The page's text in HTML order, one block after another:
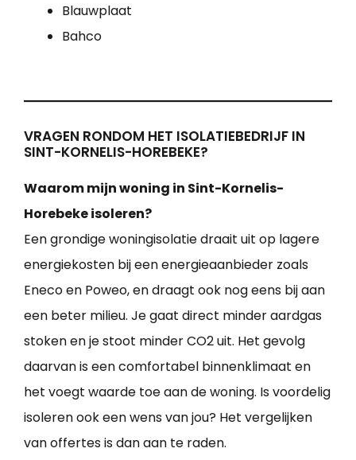
Blauwplaat
Bahco
VRAGEN RONDOM HET ISOLATIEBEDRIJF IN
SINT-KORNELIS-HOREBEKE?
Waarom mijn woning in Sint-Kornelis-
Horebeke isoleren?
Een grondige woningisolatie draait uit op lagere
energiekosten bij een energieaanbieder zoals
Eneco en Poweo, en draagt ook nog eens bij aan
een beter milieu. Je gaat direct minder aardgas
stoken en je stoot minder CO2 uit. Het gevolg
daarvan is een comfortabel binnenklimaat en
het voegt waarde toe aan de woning. Is voordelig
isoleren ook een wens van jou? Het vergelijken
van offertes is dan aan te raden.